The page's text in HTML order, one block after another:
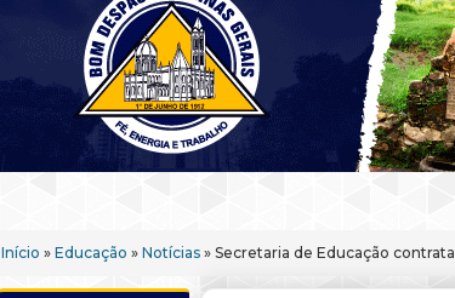
Início » Educação » Notícias » Secretaria de Educação contrata